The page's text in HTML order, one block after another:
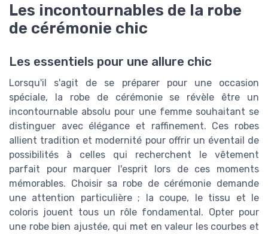
Les incontournables de la robe
de cérémonie chic
Les essentiels pour une allure chic
Lorsqu'il s'agit de se préparer pour une occasion
spéciale, la robe de cérémonie se révèle être un
incontournable absolu pour une femme souhaitant se
distinguer avec élégance et raffinement. Ces robes
allient tradition et modernité pour offrir un éventail de
possibilités à celles qui recherchent le vêtement
parfait pour marquer l'esprit lors de ces moments
mémorables. Choisir sa robe de cérémonie demande
une attention particulière ; la coupe, le tissu et le
coloris jouent tous un rôle fondamental. Opter pour
une robe bien ajustée, qui met en valeur les courbes et